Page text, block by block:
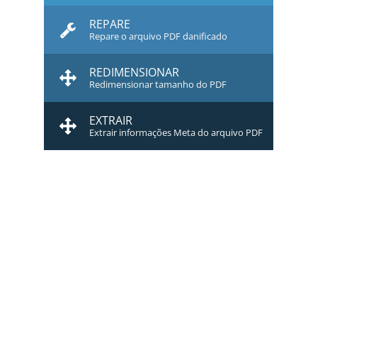
REPARE
Repare o arquivo PDF danificado
REDIMENSIONAR
Redimensionar tamanho do PDF
EXTRAIR
Extrair informações Meta do arquivo PDF